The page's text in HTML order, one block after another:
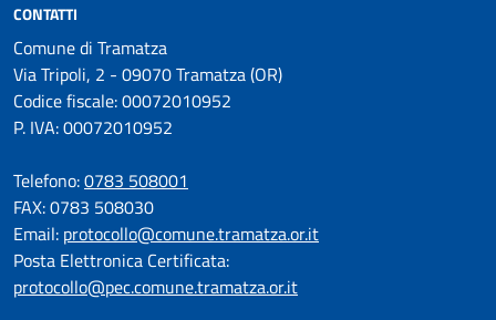
CONTATTI
Comune di Tramatza
Via Tripoli, 2 - 09070 Tramatza (OR)
Codice fiscale: 00072010952
P. IVA: 00072010952
Telefono:0783 508001
FAX: 0783 508030
Email: protocollo@comune.tramatza.or.it
Posta Elettronica Certificata:
protocollo@pec.comune.tramatza.or.it